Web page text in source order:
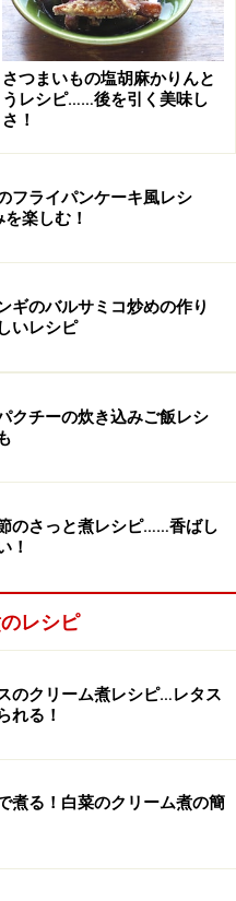
かまいません。
リカッセの作り方・
セ
よくします。
入れ
んでおく。
さつまいもの塩胡麻かりんと
うレシピ……後を引く美味し
さ！
フライパンケーキ風レシ
楽しむ！
ギのバルサミコ炒めの作り
いレシピ
クチーの炊き込みご飯レシ
のさっと煮レシピ……香ばし
！
レシピ
のクリーム煮レシピ…レタス
れる！
煮る！白菜のクリーム煮の簡